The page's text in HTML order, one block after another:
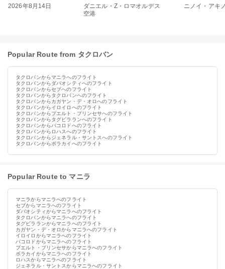
2026年8月14日
ダニエル・Z・ロマオルデス
空港
ニノイ・アキ
Popular Route from タクロバン
タクロバンからマニラへのフライト
タクロバンからダバオシティへのフライト
タクロバンからセブへのフライト
タクロバンからタクロバンへのフライト
タクロバンからカガヤン・デ・オロへのフライト
タクロバンからイロイロへのフライト
タクロバンからプエルト・プリンセサへのフライト
タクロバンからタグビラランへのフライト
タクロバンからバコロドへのフライト
タクロバンからロハスへのフライト
タクロバンからジェネラル・サントスへのフライト
タクロバンからボラカイへのフライト
Popular Route to マニラ
マニラからマニラへのフライト
セブからマニラへのフライト
ダバオシティからマニラへのフライト
タクロバンからマニラへのフライト
タグビラランからマニラへのフライト
カガヤン・デ・オロからマニラへのフライト
イロイロからマニラへのフライト
バコロドからマニラへのフライト
プエルト・プリンセサからマニラへのフライト
ボラカイからマニラへのフライト
ロハスからマニラへのフライト
ジェネラル・サントスからマニラへのフライト